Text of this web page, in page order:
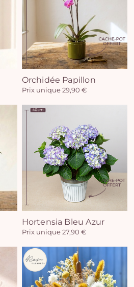
Orchidée Papillon
Prix unique 29,90 €
Hortensia Bleu Azur
Prix unique 27,90 €